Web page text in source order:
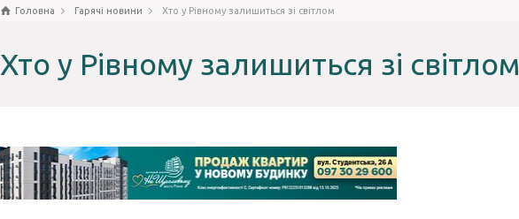
Головна Гарячі новини Хто у Рівному залишиться зі світлом
Хто у Рівному залишиться зі світлом